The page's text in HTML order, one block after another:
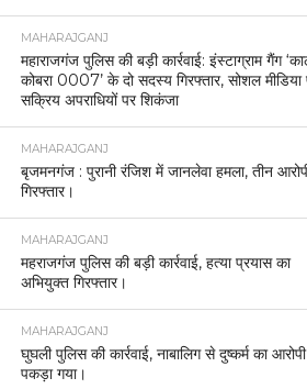
MAHARAJGANJ
महाराजगंज पुलिस की बड़ी कार्रवाई: इंस्टाग्राम गैंग
कोबरा 0007’ के दो सदस्य गिरफ्तार, सोशल मीडिया
सक्रिय अपराधियों पर शिकंजा
MAHARAJGANJ
बृजमनगंज : पुरानी रंजिश में जानलेवा हमला, तीन
गिरफ्तार।
MAHARAJGANJ
महराजगंज पुलिस की बड़ी कार्रवाई, हत्या प्रयास का
अभियुक्त गिरफ्तार।
MAHARAJGANJ
घुघली पुलिस की कार्रवाई, नाबालिग से दुष्कर्म का आरोपी
पकड़ा गया।